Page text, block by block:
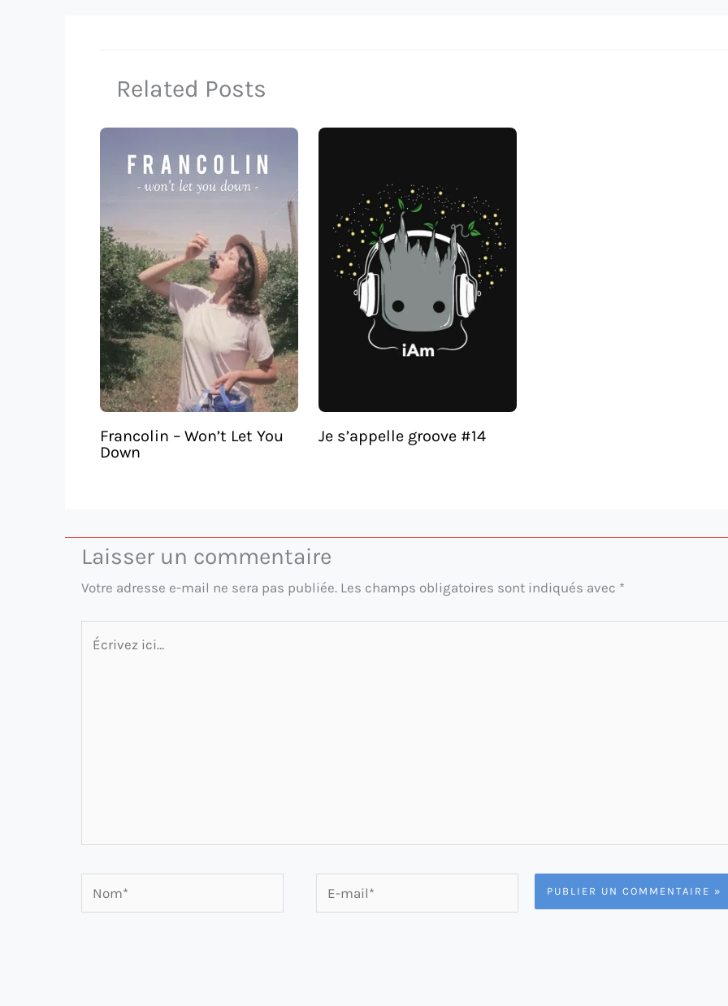
Related Posts
Francolin – Won’t Let You
Down
Je s’appelle groove #14
Laisser un commentaire
Votre adresse e-mail ne sera pas publiée. Les champs obligatoires sont indiqués avec *
Écrivez
Nom*
mail*